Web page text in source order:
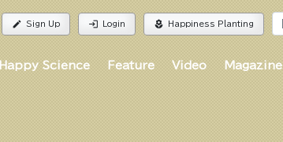
edit Sign Up login Login local_florist Happiness Planting
Happy Science Feature Video Magazine